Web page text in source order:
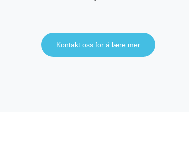
Kontakt oss for å lære mer